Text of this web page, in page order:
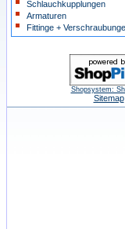
Schlauchkupplungen
Armaturen
Fittinge +
Shopsystem:
Sitemap